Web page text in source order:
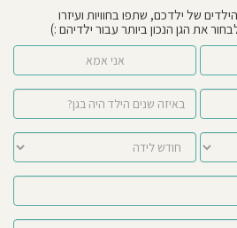
של ילדכם, שתפו בחוויות ועיזרו
את הגן הנכון ביותר עבור ילדיהם :)
אני אמא